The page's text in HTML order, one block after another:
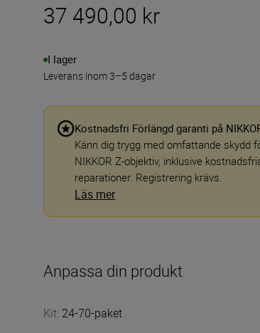
37 490,00 kr
I lager
Leverans inom 3–5 dagar
Kostnadsfri Förlängd garanti på
Känn dig trygg med omfattande skydd
NIKKOR Z-objektiv, inklusive
reparationer. Registrering krävs.
Läs mer
Anpassa din produkt
Kit: 24-70-paket